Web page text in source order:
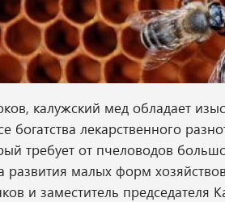
калужский мед обладает
богатства лекарственного
требует от пчеловодов
развития малых форм
и заместитель председателя